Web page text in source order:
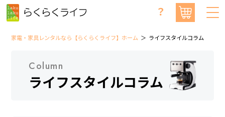
？
家電・家具レンタルなら【らくらくライフ】ホーム ライフスタイルコラム
Column
ライフスタイルコラム